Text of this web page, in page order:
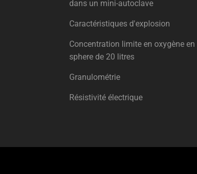
dans un mini-autoclave
Caractéristiques d'explosion
Concentration limite en oxygène en
sphere de 20 litres
Granulométrie
Résistivité électrique